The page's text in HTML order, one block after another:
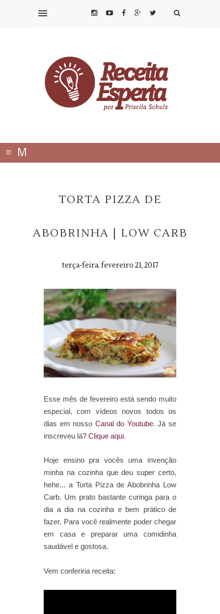
≡ M
TORTA PIZZA DE
ABOBRINHA | LOW CARB
terça-feira, fevereiro 21, 2017
Esse mês de fevereiro está sendo muito
especial, com vídeos novos todos os
dias em nosso Canal do Youtube. Já se
inscreveu lá? Clique aqui.
Hoje ensino pra vocês uma invenção
minha na cozinha que deu super certo,
hehe... a Torta Pizza de Abobrinha Low
Carb. Um prato bastante curinga para o
dia a dia na cozinha e bem prático de
fazer. Para você realmente poder chegar
em casa e preparar uma comidinha
saudável e gostosa.
Vem conferiria receita: